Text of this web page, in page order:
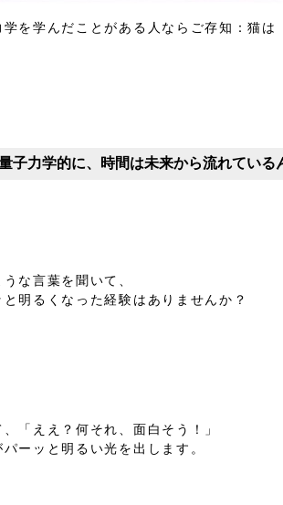
を学んだことがある人ならご存知：猫
量子力学的に、時間は未来から流れてい
うな言葉を聞いて、
と明るくなった経験はありませんか？
「ええ？何それ、面白そう！」
ーッと明るい光を出します。